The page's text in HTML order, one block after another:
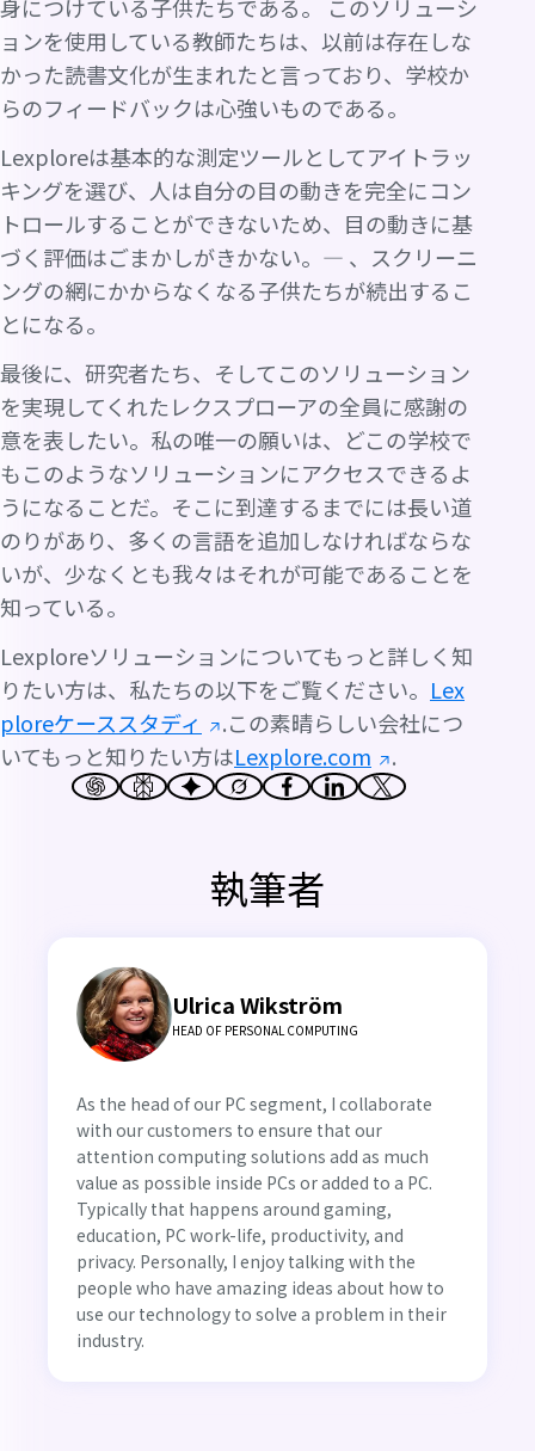
身につけている子供たちである。 このソリューシ
ョンを使用している教師たちは、以前は存在しな
かった読書文化が生まれたと言っており、学校か
らのフィードバックは心強いものである。
Lexploreは基本的な測定ツールとしてアイトラッ
キングを選び、人は自分の目の動きを完全にコン
トロールすることができないため、目の動きに基
づく評価はごまかしがきかない。— 、スクリーニ
ングの網にかからなくなる子供たちが続出するこ
とになる。
最後に、研究者たち、そしてこのソリューション
を実現してくれたレクスプローアの全員に感謝の
意を表したい。私の唯一の願いは、どこの学校で
もこのようなソリューションにアクセスできるよ
うになることだ。そこに到達するまでには長い道
のりがあり、多くの言語を追加しなければならな
いが、少なくとも我々はそれが可能であることを
知っている。
Lexploreソリューションについてもっと詳しく知
りたい方は、私たちの以下をご覧ください。 Lex
ploreケーススタディ
.この素晴らしい会社につ
いてもっと知りたい方はLexplore.com .
執筆者
Ulrica Wikström
HEAD OF PERSONAL COMPUTING
As the head of our PC segment, I collaborate
with our customers to ensure that our
attention computing solutions add as much
value as possible inside PCs or added to a PC.
Typically that happens around gaming,
education, PC work-life, productivity, and
privacy. Personally, I enjoy talking with the
people who have amazing ideas about how to
use our technology to solve a problem in their
industry.